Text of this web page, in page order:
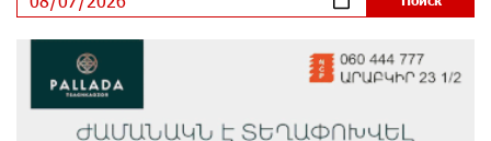
Пашинян ты упустил свой шанс уйти спокойно.
Аршак Карапетян
9 дней назад
Обновленный Центр продаж и обслуживания Ucom